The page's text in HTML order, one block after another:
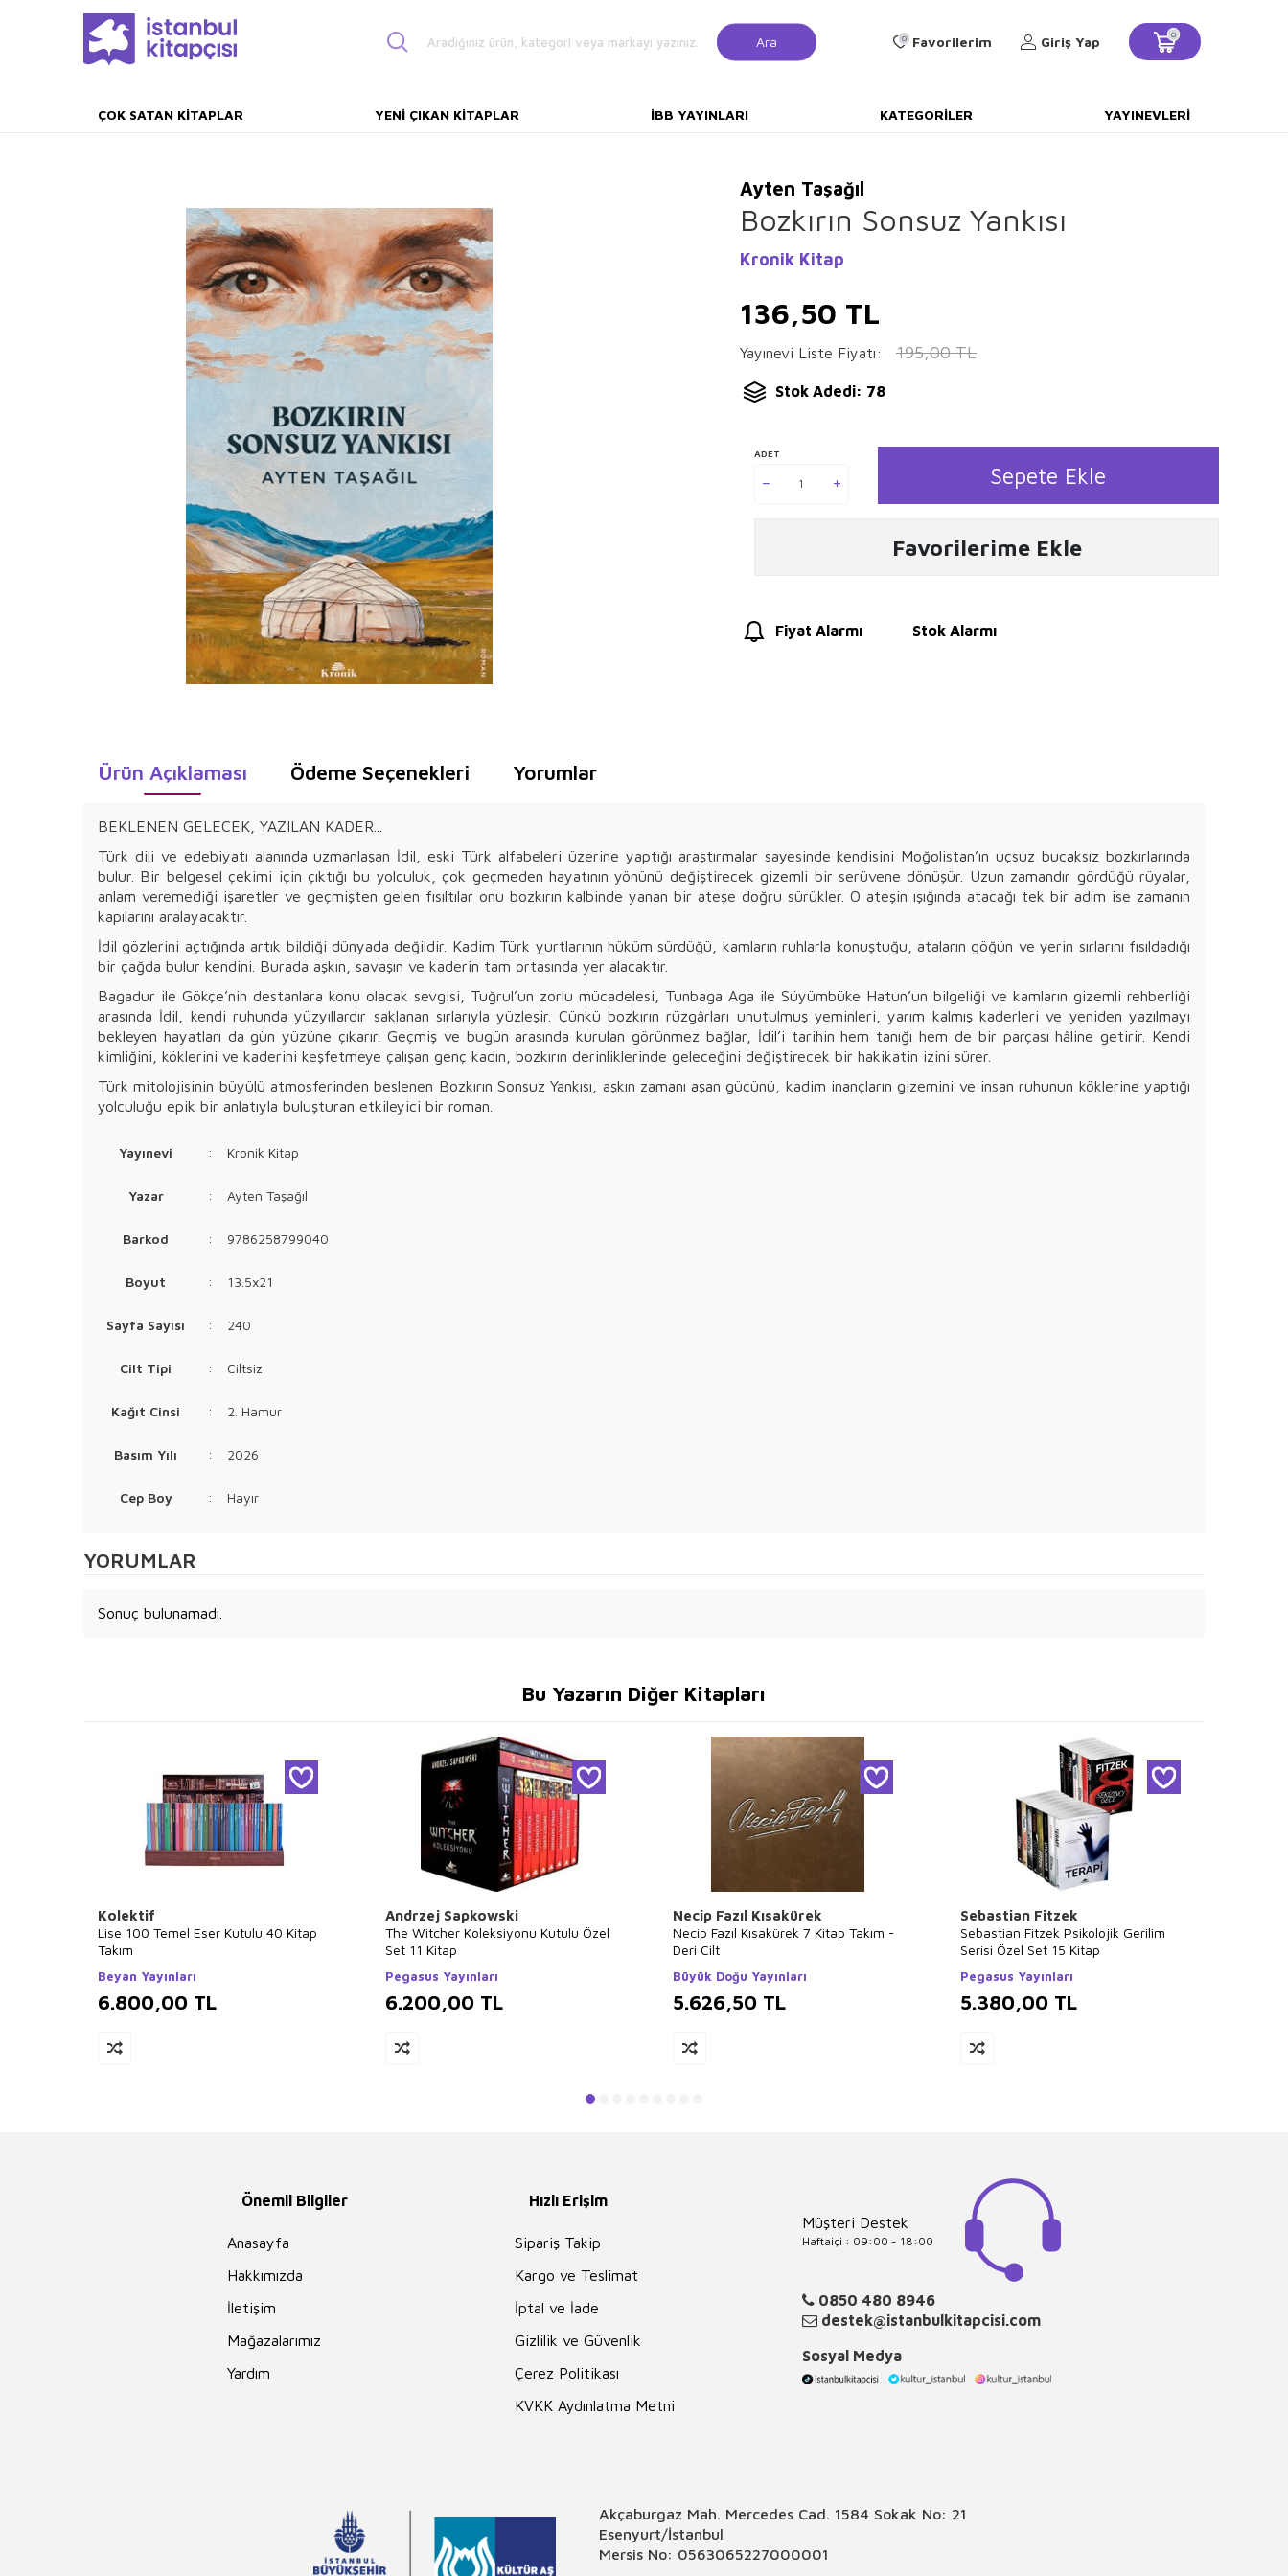
Ara 0 Favorilerim Giriş Yap 0
ÇOK SATAN KITAPLAR YENI ÇIKAN KITAPLAR İBB YAYINLARI KATEGORILER YAYINEVLERI
Ayten Taşağıl
Bozkırın Sonsuz Yankısı
Kronik Kitap
136,50 TL
Yayınevi Liste Fiyatı: 195,00TL
Stok Adedi: 78
ADET
Sepete Ekle
Favorilerime Ekle
Fiyat Alarmı Stok Alarmı
Ürün Açıklaması Ödeme Seçenekleri Yorumlar
BEKLENEN GELECEK, YAZILAN KADER...
Türk dili ve edebiyatı alanında uzmanlaşan İdil, eski Türk alfabeleri üzerine yaptığı araştırmalar sayesinde kendisini Moğolistan’ın uçsuz bucaksız bozkırlarında
bulur. Bir belgesel çekimi için çıktığı bu yolculuk, çok geçmeden hayatının yönünü değiştirecek gizemli bir serüvene dönüşür. Uzun zamandır gördüğü rüyalar,
anlam veremediği işaretler ve geçmişten gelen fısıltılar onu bozkırın kalbinde yanan bir ateşe doğru sürükler. O ateşin ışığında atacağı tek bir adım ise zamanın
kapılarını aralayacaktır.
İdil gözlerini açtığında artık bildiği dünyada değildir. Kadim Türk yurtlarının hüküm sürdüğü, kamların ruhlarla konuştuğu, ataların göğün ve yerin sırlarını fısıldadığı
bir çağda bulur kendini. Burada aşkın, savaşın ve kaderin tam ortasında yer alacaktır.
Bagadur ile Gökçe’nin destanlara konu olacak sevgisi, Tuğrul’un zorlu mücadelesi, Tunbaga Aga ile Süyümbüke Hatun’un bilgeliği ve kamların gizemli rehberliği
arasında İdil, kendi ruhunda yüzyıllardır saklanan sırlarıyla yüzleşir. Çünkü bozkırın rüzgârları unutulmuş yeminleri, yarım kalmış kaderleri ve yeniden yazılmayı
bekleyen hayatları da gün yüzüne çıkarır. Geçmiş ve bugün arasında kurulan görünmez bağlar, İdil’i tarihin hem tanığı hem de bir parçası hâline getirir. Kendi
kimliğini, köklerini ve kaderini keşfetmeye çalışan genç kadın, bozkırın derinliklerinde geleceğini değiştirecek bir hakikatin izini sürer.
Türk mitolojisinin büyülü atmosferinden beslenen Bozkırın Sonsuz Yankısı, aşkın zamanı aşan gücünü, kadim inançların gizemini ve insan ruhunun köklerine yaptığı
yolculuğu epik bir anlatıyla buluşturan etkileyici bir roman.
Yayınevi : Kronik Kitap
Yazar : Ayten Taşağıl
Barkod : 9786258799040
Boyut : 13.5x21
Sayfa Sayısı : 240
Cilt Tipi : Ciltsiz
Kağıt Cinsi : 2. Hamur
Basım Yılı : 2026
Cep Boy : Hayır
YORUMLAR
Sonuç bulunamadı.
Bu Yazarın Diğer Kitapları
Kolektif
Lise 100 Temel Eser Kutulu 40 Kitap
Takım
Beyan Yayınları
6.800,00 TL
Andrzej Sapkowski
The Witcher Koleksiyonu Kutulu Özel
Set 11 Kitap
Pegasus Yayınları
6.200,00 TL
Necip Fazıl Kısakürek
Necip Fazıl Kısakürek 7 Kitap Takım -
Deri Cilt
Büyük Doğu Yayınları
5.626,50 TL
Sebastian Fitzek
Sebastian Fitzek Psikolojik Gerilim
Serisi Özel Set 15 Kitap
Pegasus Yayınları
5.380,00 TL
Önemli Bilgiler
Anasayfa
Hakkımızda
İletişim
Mağazalarımız
Yardım
Hızlı Erişim
Sipariş Takip
Kargo ve Teslimat
İptal ve İade
Gizlilik ve Güvenlik
Çerez Politikası
KVKK Aydınlatma Metni
Müşteri Destek
Haftaiçi : 09:00 - 18:00
0850 480 8946
destek@istanbulkitapcisi.com
Sosyal Medya
Akçaburgaz Mah. Mercedes Cad. 1584 Sokak No: 21
Esenyurt/İstanbul
Mersis No: 0563065227000001